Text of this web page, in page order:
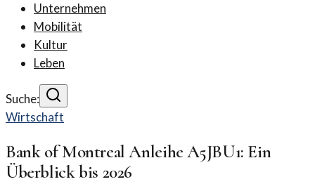
Unternehmen
Mobilität
Kultur
Leben
Suche:
Wirtschaft
Bank of Montreal Anleihe A5JBU1: Ein
Überblick bis 2026